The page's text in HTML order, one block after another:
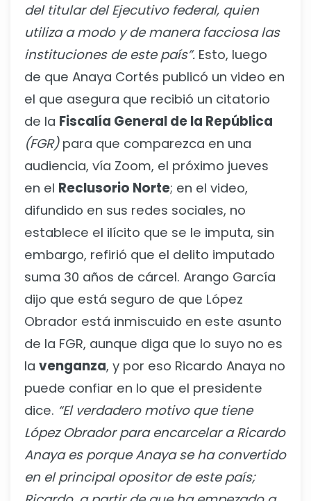
del titular del Ejecutivo federal, quien
utiliza a modo y de manera facciosa las
instituciones de este país”. Esto, luego
de que Anaya Cortés publicó un video en
el que asegura que recibió un citatorio
de la Fiscalía General de la República
(FGR)para que comparezca en una
audiencia, vía Zoom, el próximo jueves
en el Reclusorio Norte; en el video,
difundido en sus redes sociales, no
establece el ilícito que se le imputa, sin
embargo, refirió que el delito imputado
suma 30 años de cárcel. Arango García
dijo que está seguro de que López
Obrador está inmiscuido en este asunto
de la FGR, aunque diga que lo suyo no es
la venganza, y por eso Ricardo Anaya no
puede confiar en lo que el presidente
dice. “El verdadero motivo que tiene
López Obrador para encarcelar a Ricardo
Anaya es porque Anaya se ha convertido
en el principal opositor de este país;